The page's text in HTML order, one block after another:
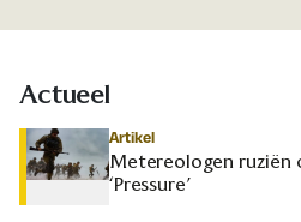
Actueel
Artikel
Metereologen ruziën
‘Pressure’